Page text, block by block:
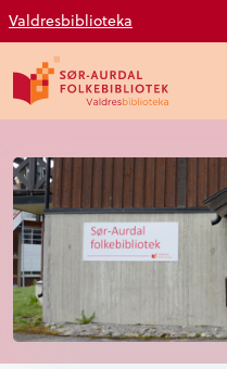
Valdresbiblioteka